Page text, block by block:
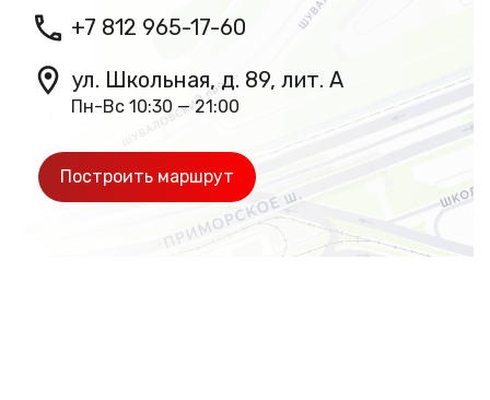
+7 812 965-17-60
ул. Школьная, д. 89, лит. А
Пн-Вс 10:30 — 21:00
Построить маршрут